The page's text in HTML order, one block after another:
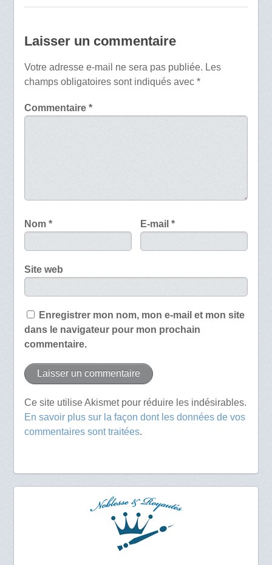
Laisser un commentaire
Votre adresse e-mail ne sera pas publiée. Les
champs obligatoires sont indiqués avec *
Commentaire *
Nom * E-mail*
Site web
Enregistrer mon nom, mon e-mail et mon site
dans le navigateur pour mon prochain
commentaire.
Ce site utilise Akismet pour réduire les indésirables.
En savoir plus sur la façon dont les données de vos
commentaires sont traitées.